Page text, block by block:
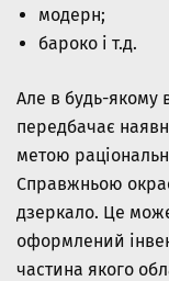
модерн;
бароко і т.д.
Але в будь-якому
передбачає
метою
Справжньою
дзеркало. Це
оформлений
частина якого